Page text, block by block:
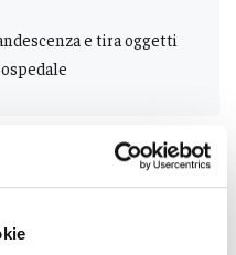
e tira oggetti